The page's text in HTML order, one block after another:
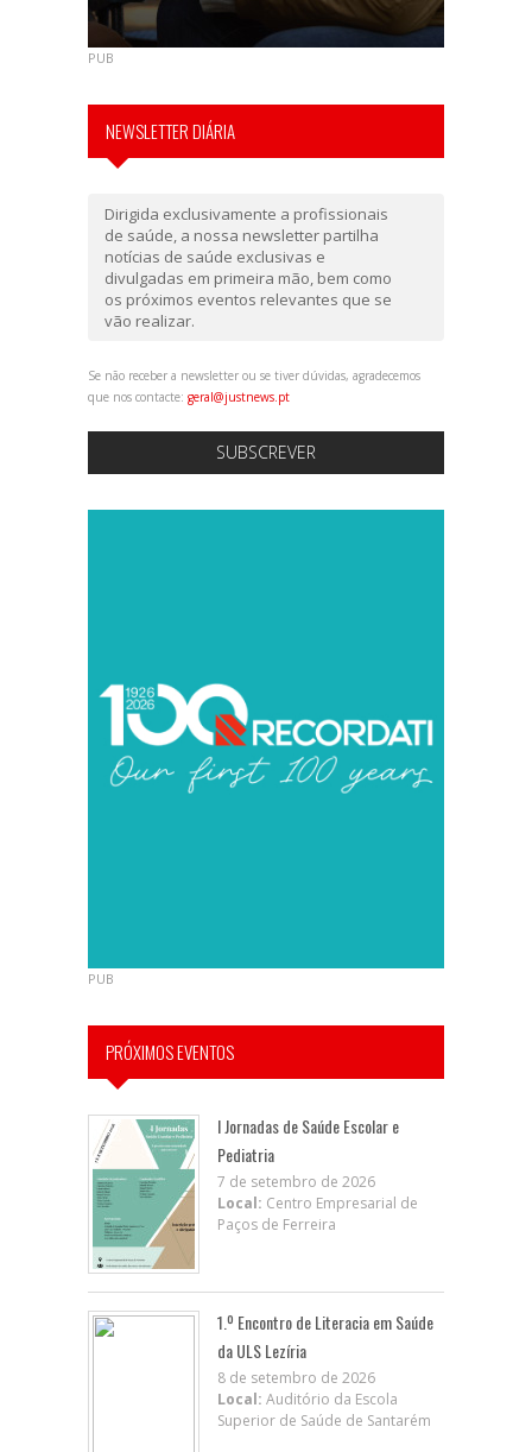
PUB
NEWSLETTER DIÁRIA
Dirigida exclusivamente a profissionais
de saúde, a nossa newsletter partilha
notícias de saúde exclusivas e
divulgadas em primeira mão, bem como
os próximos eventos relevantes que se
vão realizar.
Se não receber a newsletter ou se tiver dúvidas, agradecemos
que nos contacte: geral@justnews.pt
SUBSCREVER
PUB
PRÓXIMOS EVENTOS
I Jornadas de Saúde Escolar e
Pediatria
7 de setembro de 2026
Local: Centro Empresarial de
Paços de Ferreira
1.º Encontro de Literacia em Saúde
da ULS Lezíria
8 de setembro de 2026
Local: Auditório da Escola
Superior de Saúde de Santarém